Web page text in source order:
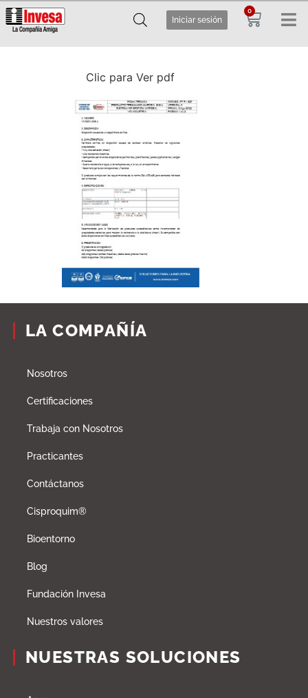
Iniciar sesión
0
Clic para Ver pdf
LA COMPAÑÍA
Nosotros
Certificaciones
Trabaja con Nosotros
Practicantes
Contáctanos
Cisproquim®
Bioentorno
Blog
Fundación Invesa
Nuestros valores
NUESTRAS SOLUCIONES